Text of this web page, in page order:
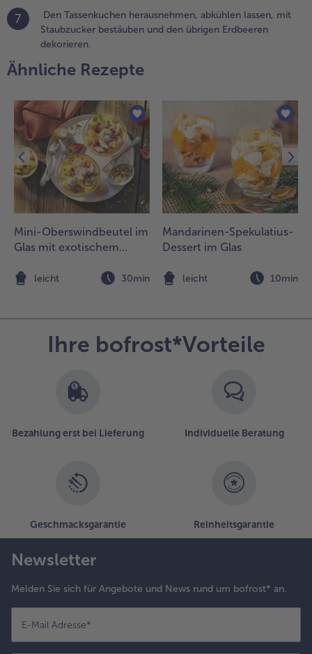
mit
Öl
eine
für 1
50
800
in die
7
Den Tassenkuchen herausnehmen, abkühlen lassen, mit
Staubzucker bestäuben und den übrigen Erdbeeren
dekorieren.
Ähnliche Rezepte
Mini-Oberswindbeutel im
Glas mit exotischem
leicht 30min
Mandarinen-Spekulatius-
Dessert im Glas
leicht 10min
Ihre bofrost*Vorteile
Bezahlung erst bei Lieferung Individuelle Beratung
Geschmacksgarantie Reinheitsgarantie
Newsletter
Melden Sie sich für Angebote und News rund um bofrost* an.
E-Mail Adresse*